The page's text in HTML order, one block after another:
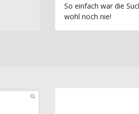
So einfach war die
wohl noch nie!